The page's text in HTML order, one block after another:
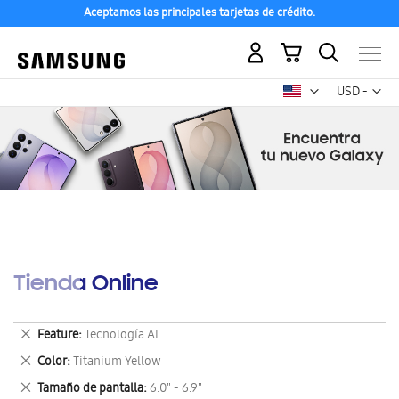
Aceptamos las principales tarjetas de crédito.
USD -
dólar
Mi carrito
Tienda Online
Feature Tecnología AI
Eliminar
este
artículo
Color Titanium Yellow
Eliminar
este
Tamaño de pantalla 6.0" - 6.9"
Eliminar